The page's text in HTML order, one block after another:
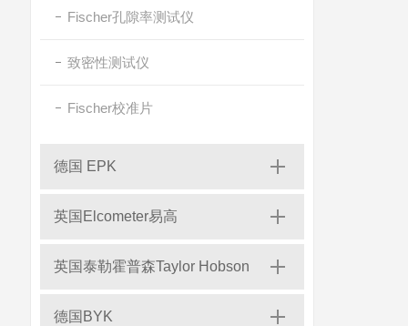
Fischer孔隙率测试仪
致密性测试仪
Fischer校准片
德国 EPK
英国Elcometer易高
英国泰勒霍普森Taylor Hobson
德国BYK